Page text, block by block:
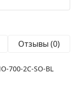
Отзывы (0)
700-2C-SO-BL